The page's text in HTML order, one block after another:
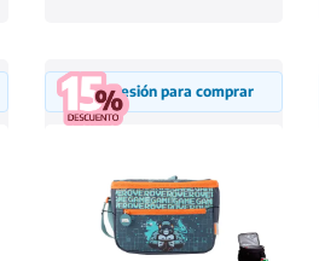
Inicia sesión para comprar